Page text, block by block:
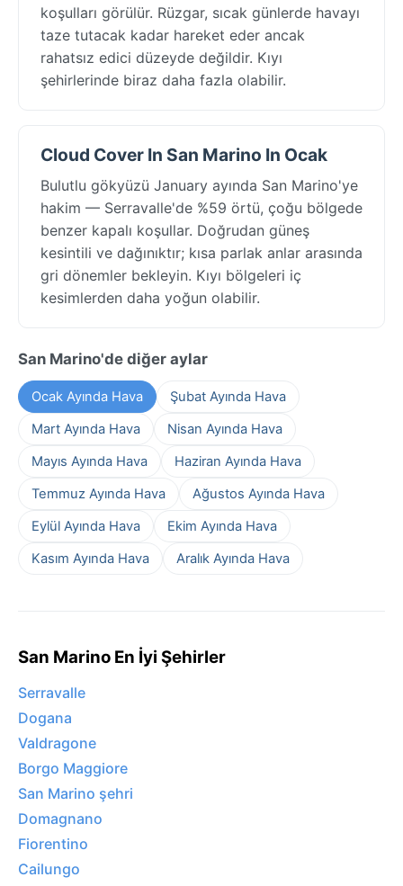
koşulları görülür. Rüzgar, sıcak günlerde havayı
taze tutacak kadar hareket eder ancak
rahatsız edici düzeyde değildir. Kıyı
şehirlerinde biraz daha fazla olabilir.
Cloud Cover In San Marino In Ocak
Bulutlu gökyüzü January ayında San Marino'ye
hakim — Serravalle'de %59 örtü, çoğu bölgede
benzer kapalı koşullar. Doğrudan güneş
kesintili ve dağınıktır; kısa parlak anlar arasında
gri dönemler bekleyin. Kıyı bölgeleri iç
kesimlerden daha yoğun olabilir.
San Marino'de diğer aylar
Ocak Ayında Hava
Şubat Ayında Hava
Mart Ayında Hava
Nisan Ayında Hava
Mayıs Ayında Hava
Haziran Ayında Hava
Temmuz Ayında Hava
Ağustos Ayında Hava
Eylül Ayında Hava
Ekim Ayında Hava
Kasım Ayında Hava
Aralık Ayında Hava
San Marino En İyi Şehirler
Serravalle
Dogana
Valdragone
Borgo Maggiore
San Marino şehri
Domagnano
Fiorentino
Cailungo